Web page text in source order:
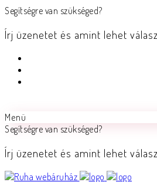
Segítségre van szükséged?
Írj üzenetet és amint lehet
Menü
Segítségre van szükséged?
Írj üzenetet és amint lehet